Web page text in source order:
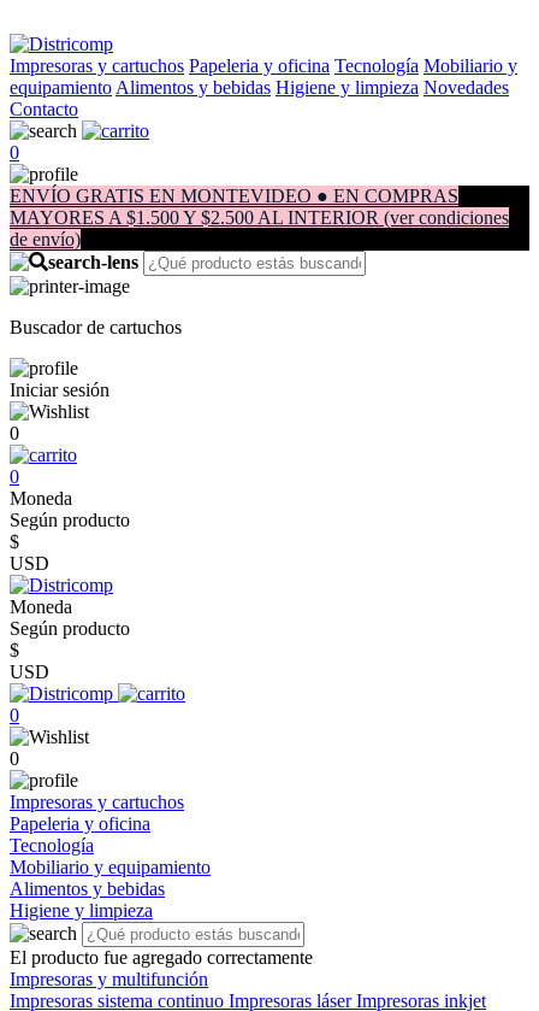
Impresoras y cartuchos Papeleria y oficina Tecnología Mobiliario y
equipamiento Alimentos y bebidas Higiene y limpieza Novedades
Contacto
0
ENVÍO GRATIS EN MONTEVIDEO ● EN COMPRAS
MAYORES A $1.500 Y $2.500 AL INTERIOR (ver condiciones
de envío)
Buscador de cartuchos
Iniciar sesión
0
0
Moneda
Según producto
$
USD
Moneda
Según producto
$
USD
0
0
Impresoras y cartuchos
Papeleria y oficina
Tecnología
Mobiliario y equipamiento
Alimentos y bebidas
Higiene y limpieza
El producto fue agregado correctamente
Impresoras y multifunción
Impresoras sistema continuo Impresoras láserImpresoras inkjet